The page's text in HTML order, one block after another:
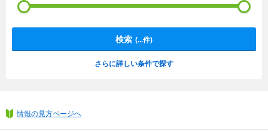
検索 (...件)
さらに詳しい条件で探す
情報の見方ページへ